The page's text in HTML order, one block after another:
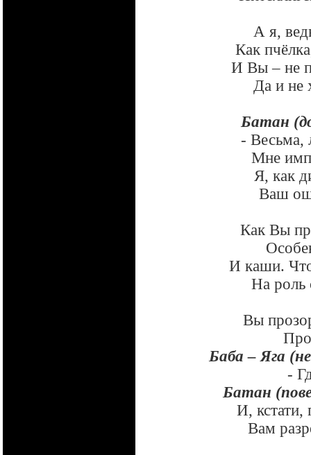
А я,
Как
И Вы – не
Да и не
Батан
- Весьма,
Мне
Я, как
Ваш
Как Вы
И каши.
На роль
Вы
Баба – Яга
-
Батан
И, кстати,
Вам